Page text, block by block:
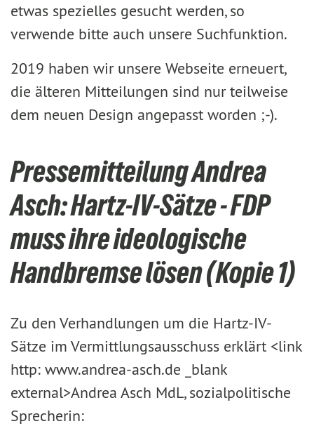
etwas spezielles gesucht werden, so
verwende bitte auch unsere Suchfunktion.
2019 haben wir unsere Webseite erneuert,
die älteren Mitteilungen sind nur teilweise
dem neuen Design angepasst worden ;-).
Pressemitteilung Andrea
Asch: Hartz-IV-Sätze - FDP
muss ihre ideologische
Handbremse lösen (Kopie 1)
Zu den Verhandlungen um die Hartz-IV-
Sätze im Vermittlungsausschuss erklärt <link
http: www.andrea-asch.de _blank
external>Andrea Asch MdL, sozialpolitische
Sprecherin: